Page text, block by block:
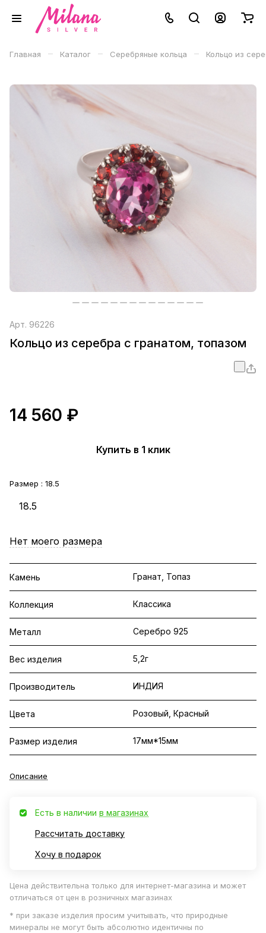
Главная – Каталог – Серебряные кольца – Кольцо из
Арт. 96226
Кольцо из серебра с гранатом, топазом
14 560 ₽
Купить в 1 клик
Размер : 18.5
18.5
Нет моего размера
Камень Гранат, Топаз
Коллекция Классика
Металл Серебро 925
Вес изделия 5,2г
Производитель ИНДИЯ
Цвета Розовый, Красный
Размер изделия 17мм*15мм
Описание
Есть в наличии в магазинах
Рассчитать доставку
Хочу в подарок
Цена действительна только для интернет-магазина и может
отличаться от цен в розничных магазинах
* при заказе изделия просим учитывать, что природные
минералы не могут быть абсолютно идентичны по